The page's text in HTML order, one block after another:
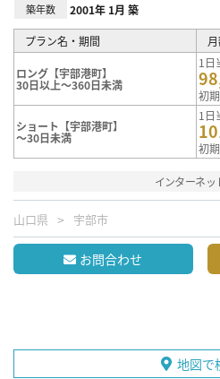
築年数 2001年 1月 築
プラン名・期間
ロング【宇部港町】
30日以上～360日未満
1日
初
ショート【宇部港町】
～30日未満
1日
初
インターネッ
山口県 宇部市
お問合わせ
地図で